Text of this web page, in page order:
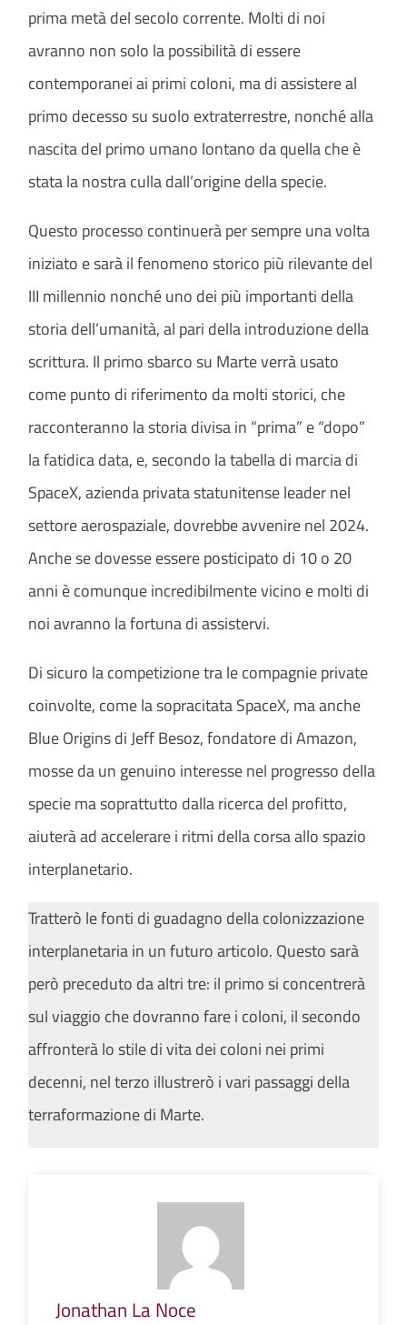
prima metà del secolo corrente. Molti di noi
avranno non solo la possibilità di essere
contemporanei ai primi coloni, ma di assistere al
primo decesso su suolo extraterrestre, nonché alla
nascita del primo umano lontano da quella che è
stata la nostra culla dall’origine della specie.
Questo processo continuerà per sempre una volta
iniziato e sarà il fenomeno storico più rilevante del
III millennio nonché uno dei più importanti della
storia dell’umanità, al pari della introduzione della
scrittura. Il primo sbarco su Marte verrà usato
come punto di riferimento da molti storici, che
racconteranno la storia divisa in “prima” e “dopo”
la fatidica data, e, secondo la tabella di marcia di
SpaceX, azienda privata statunitense leader nel
settore aerospaziale, dovrebbe avvenire nel 2024.
Anche se dovesse essere posticipato di 10 o 20
anni è comunque incredibilmente vicino e molti di
noi avranno la fortuna di assistervi.
Di sicuro la competizione tra le compagnie private
coinvolte, come la sopracitata SpaceX, ma anche
Blue Origins di Jeff Besoz, fondatore di Amazon,
mosse da un genuino interesse nel progresso della
specie ma soprattutto dalla ricerca del profitto,
aiuterà ad accelerare i ritmi della corsa allo spazio
interplanetario.
Tratterò le fonti di guadagno della colonizzazione
interplanetaria in un futuro articolo. Questo sarà
però preceduto da altri tre: il primo si concentrerà
sul viaggio che dovranno fare i coloni, il secondo
affronterà lo stile di vita dei coloni nei primi
decenni, nel terzo illustrerò i vari passaggi della
terraformazione di Marte.
Jonathan La Noce